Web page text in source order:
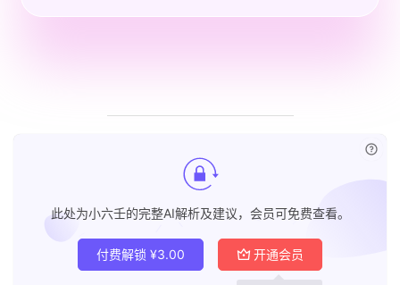
此处为小六壬的完整AI解析及建议，会员可免费查看。
付费解锁 ¥3.00 开通会员